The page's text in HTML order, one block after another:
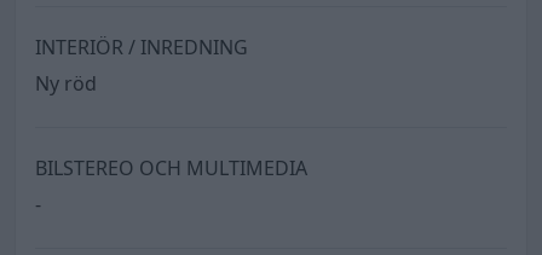
INTERIÖR / INREDNING
Ny röd
BILSTEREO OCH MULTIMEDIA
-